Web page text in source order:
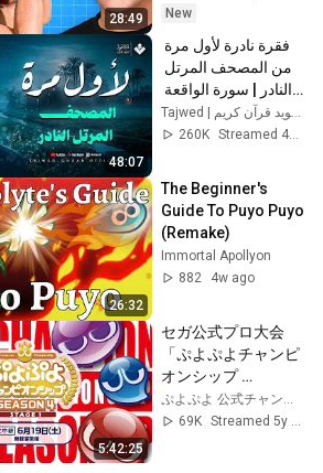
28:49
New
48:07
والحديد | الشيخ محمد
صديق المنشاوي  🎧
260K
26:32
The Beginner's
Guide To Puyo Puyo
(Remake)
Immortal Apollyon
882
4w ago
5:42:25
セガ公式プロ大会
「ぷよぷよチャンピ
オンシップ
SEASON4
STAGE1」
69K